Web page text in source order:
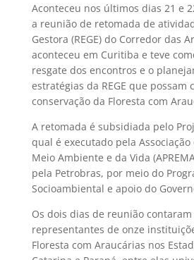
Aconteceu nos últimos dias 21 e
a reunião de retomada de
Gestora (REGE) do Corredor das
aconteceu em Curitiba e teve
resgate dos encontros e o
estratégias da REGE que possam
conservação da Floresta com
A retomada é subsidiada pelo
qual é executado pela Associação
Meio Ambiente e da Vida
pela Petrobras, por meio do
Socioambiental e apoio do
Os dois dias de reunião
representantes de onze
Floresta com Araucárias nos